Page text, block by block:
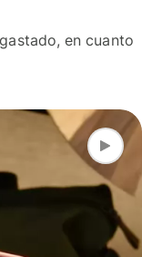
en cuanto